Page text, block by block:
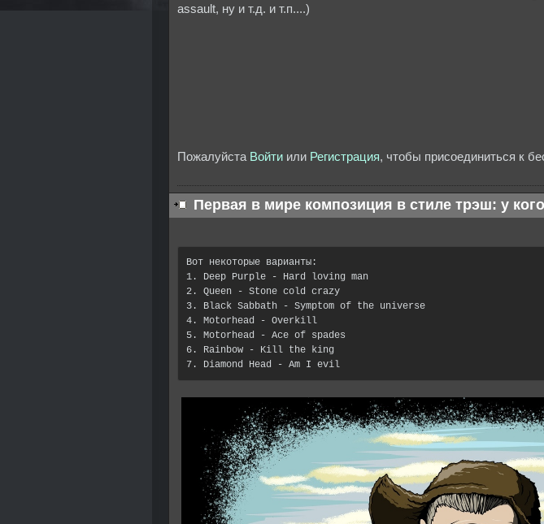
assault, ну и т.д. и т.п....)
Пожалуйста Войти или Регистрация, чтобы присоединиться к
Первая в мире композиция в стиле трэш: у
Вот некоторые варианты:
1. Deep Purple - Hard loving man
2. Queen - Stone cold crazy
3. Black Sabbath - Symptom of the universe
4. Motorhead - Overkill
5. Motorhead - Ace of spades
6. Rainbow - Kill the king
7. Diamond Head - Am I evil